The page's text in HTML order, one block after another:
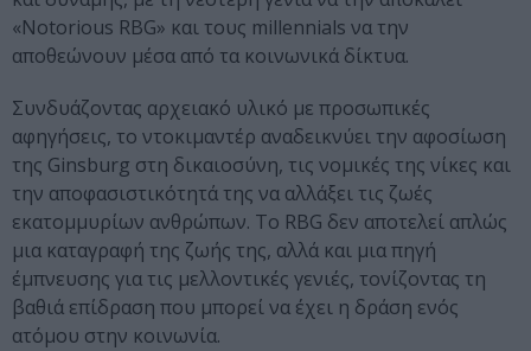
«Notorious RBG» και τους millennials να την
αποθεώνουν μέσα από τα κοινωνικά δίκτυα.
Συνδυάζοντας αρχειακό υλικό με προσωπικές
αφηγήσεις, το ντοκιμαντέρ αναδεικνύει την αφοσίωση
της Ginsburg στη δικαιοσύνη, τις νομικές της νίκες και
την αποφασιστικότητά της να αλλάξει τις ζωές
εκατομμυρίων ανθρώπων. Το RBG δεν αποτελεί απλώς
μια καταγραφή της ζωής της, αλλά και μια πηγή
έμπνευσης για τις μελλοντικές γενιές, τονίζοντας τη
βαθιά επίδραση που μπορεί να έχει η δράση ενός
ατόμου στην κοινωνία.